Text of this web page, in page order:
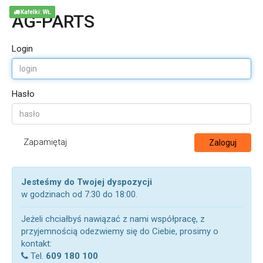
AG-PARTS
Login
Hasło
Zapamiętaj Zaloguj
Jesteśmy do Twojej dyspozycji
w godzinach od 7:30 do 18:00.
Jeżeli chciałbyś nawiązać z nami współpracę, z
przyjemnością odezwiemy się do Ciebie, prosimy o
kontakt:
Tel. 609 180 100
Kafelki: WŁ